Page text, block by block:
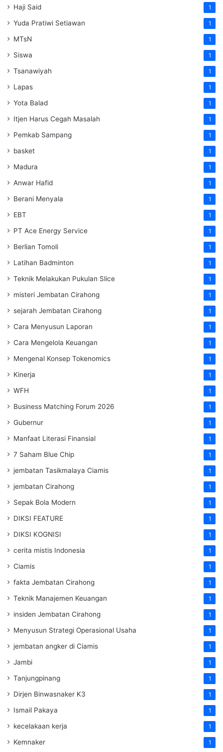
Haji Said 1
Yuda Pratiwi Setiawan 1
MTsN 1
Siswa 1
Tsanawiyah 1
Lapas 1
Yota Balad 1
Itjen Harus Cegah Masalah 1
Pemkab Sampang 1
basket 1
Madura 1
Anwar Hafid 1
Berani Menyala 1
EBT 1
PT Ace Energy Service 1
Berlian Tomoli 1
Latihan Badminton 1
Teknik Melakukan Pukulan Slice 1
misteri Jembatan Cirahong 1
sejarah Jembatan Cirahong 1
Cara Menyusun Laporan 1
Cara Mengelola Keuangan 1
Mengenal Konsep Tokenomics 1
Kinerja 1
WFH 1
Business Matching Forum 2026 1
Gubernur 1
Manfaat Literasi Finansial 1
7 Saham Blue Chip 1
jembatan Tasikmalaya Ciamis 1
jembatan Cirahong 1
Sepak Bola Modern 1
DIKSI FEATURE 1
DIKSI KOGNISI 1
cerita mistis Indonesia 1
Ciamis 1
fakta Jembatan Cirahong 1
Teknik Manajemen Keuangan 1
insiden Jembatan Cirahong 1
Menyusun Strategi Operasional Usaha 1
jembatan angker di Ciamis 1
Jambi 1
Tanjungpinang 1
Dirjen Binwasnaker K3 1
Ismail Pakaya 1
kecelakaan kerja 1
Kemnaker 1